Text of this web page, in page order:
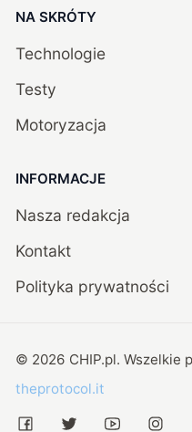
NA SKRÓTY
Technologie
Testy
Motoryzacja
INFORMACJE
Nasza redakcja
Kontakt
Polityka prywatności
© 2026 CHIP.pl. Wszelkie
theprotocol.it